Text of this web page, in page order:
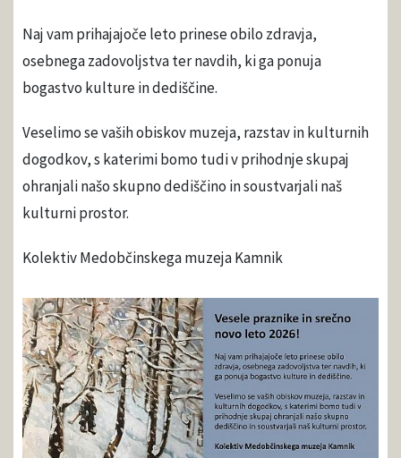
Naj vam prihajajoče leto prinese obilo zdravja,
osebnega zadovoljstva ter navdih, ki ga ponuja
bogastvo kulture in dediščine.
Veselimo se vaših obiskov muzeja, razstav in kulturnih
dogodkov, s katerimi bomo tudi v prihodnje skupaj
ohranjali našo skupno dediščino in soustvarjali naš
kulturni prostor.
Kolektiv Medobčinskega muzeja Kamnik